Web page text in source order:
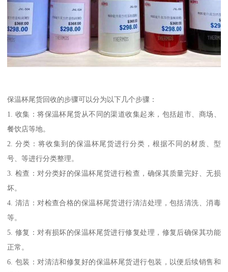
保温杯尾货回收的步骤可以分为以下几个步骤：
1. 收集：将保温杯尾货从不同的渠道收集起来，包括超市、商场、
餐饮店等地。
2. 分类：将收集到的保温杯尾货进行分类，根据不同的材质、型
号、等进行分类整理。
3. 检查：对分类好的保温杯尾货进行检查，确保其质量完好、无损
坏。
4. 清洁：对检查合格的保温杯尾货进行清洁处理，包括清洗、消毒
等。
5. 修复：对有损坏的保温杯尾货进行修复处理，修复后确保其功能
正常。
6. 包装：对清洁和修复好的保温杯尾货进行包装，以便后续销售和